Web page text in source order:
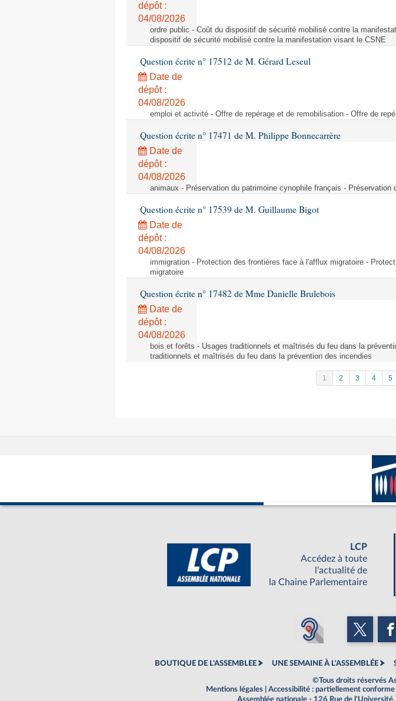
dépôt :
04/08/2026
ordre public - Coût du dispositif de sécurité mobilisé contre la
dispositif de sécurité mobilisé contre la manifestation visant le CSNE
Question écrite n° 17512 de M. Gérard Leseul
Date de
dépôt :
04/08/2026
emploi et activité - Offre de repérage et de remobilisation - Offre de
Question écrite n° 17471 de M. Philippe Bonnecarrère
Date de
dépôt :
04/08/2026
animaux - Préservation du patrimoine cynophile français - Préservation
Question écrite n° 17539 de M. Guillaume Bigot
Date de
dépôt :
04/08/2026
immigration - Protection des frontières face à l'afflux migratoire -
migratoire
Question écrite n° 17482 de Mme Danielle Brulebois
Date de
dépôt :
04/08/2026
bois et forêts - Usages traditionnels et maîtrisés du feu dans la
traditionnels et maîtrisés du feu dans la prévention des incendies
1 2 3 4 5
LCP
Accédez à toute
l'actualité de
la Chaine Parlementaire
BOUTIQUE DE L'ASSEMBLEE UNE SEMAINE À L'ASSEMBLÉE
©Tous droits réservés
Mentions légales
Accessibilité : partiellement conforme
Assemblée nationale - 126 Rue de